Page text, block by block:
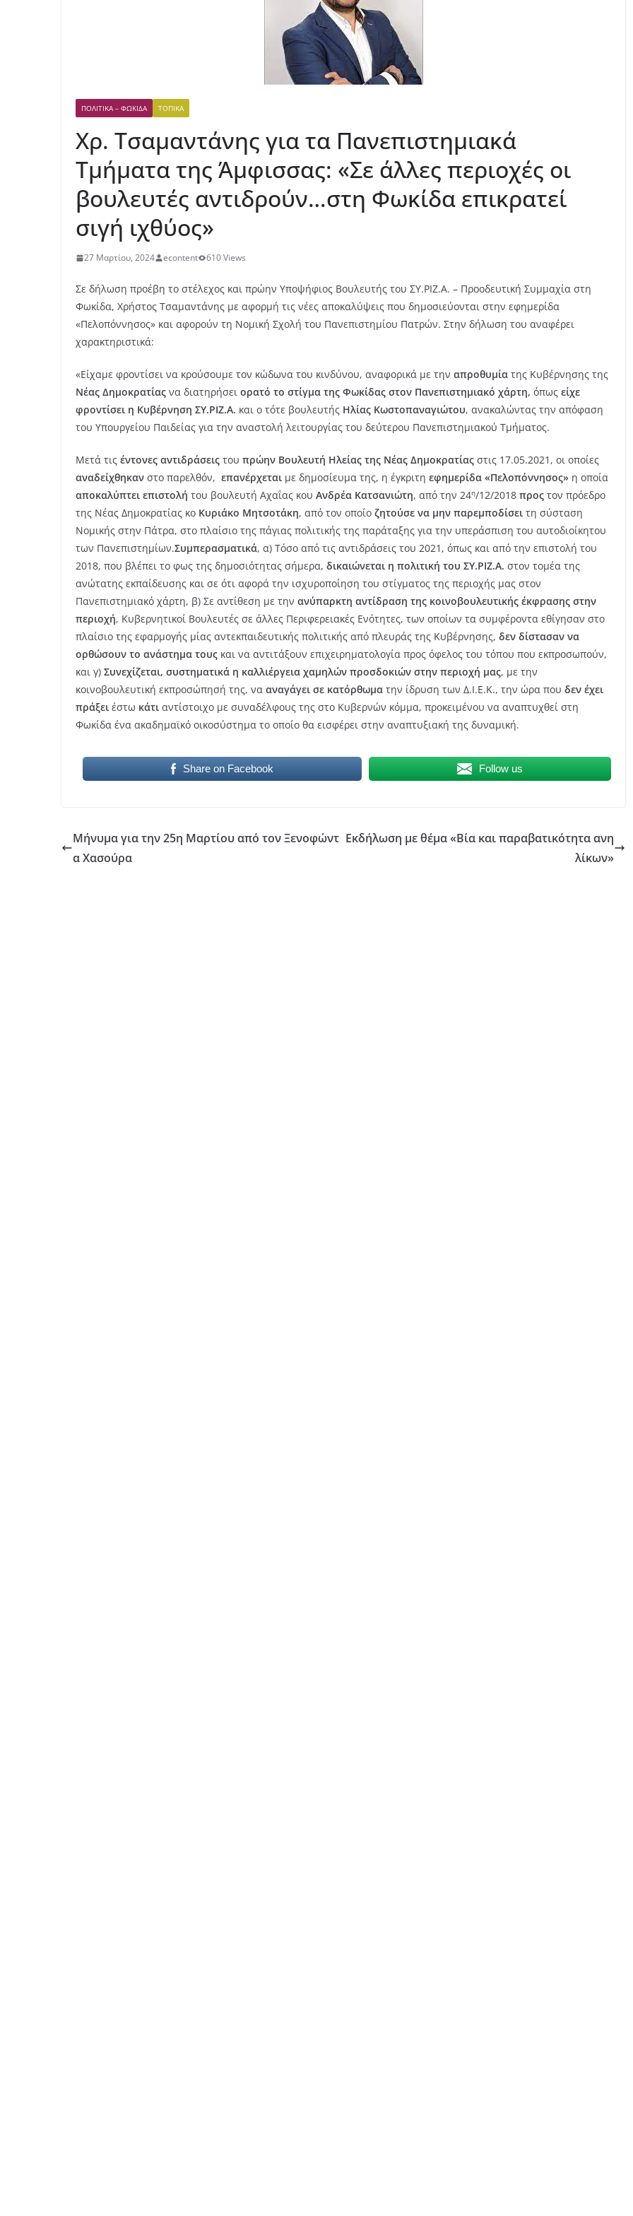
ΠΟΛΙΤΙΚΆ – ΦΩΚΊΔΑ ΤΟΠΙΚΆ
Χρ. Τσαμαντάνης για τα Πανεπιστημιακά
Τμήματα της Άμφισσας: «Σε άλλες περιοχές οι
βουλευτές αντιδρούν…στη Φωκίδα επικρατεί
σιγή ιχθύος»
27 Μαρτίου, 2024 econtent 610 Views
Σε δήλωση προέβη το στέλεχος και πρώην Υποψήφιος Βουλευτής του ΣΥ.ΡΙΖ.Α. – Προοδευτική Συμμαχία στη
Φωκίδα, Χρήστος Τσαμαντάνης με αφορμή τις νέες αποκαλύψεις που δημοσιεύονται στην εφημερίδα
«Πελοπόννησος» και αφορούν τη Νομική Σχολή του Πανεπιστημίου Πατρών. Στην δήλωση του αναφέρει
χαρακτηριστικά:
«Είχαμε φροντίσει να κρούσουμε τον κώδωνα του κινδύνου, αναφορικά με την απροθυμία της Κυβέρνησης της
Νέας Δημοκρατίας να διατηρήσει ορατό το στίγμα της Φωκίδας στον Πανεπιστημιακό χάρτη, όπως είχε
φροντίσει η Κυβέρνηση ΣΥ.ΡΙΖ.Α. και ο τότε βουλευτής Ηλίας Κωστοπαναγιώτου, ανακαλώντας την απόφαση
του Υπουργείου Παιδείας για την αναστολή λειτουργίας του δεύτερου Πανεπιστημιακού Τμήματος.
Μετά τις έντονες αντιδράσεις του πρώην Βουλευτή Ηλείας της Νέας Δημοκρατίας στις 17.05.2021, οι οποίες
αναδείχθηκαν στο παρελθόν, επανέρχεται με δημοσίευμα της, η έγκριτη εφημερίδα «Πελοπόννησος» η οποία
αποκαλύπτει επιστολή του βουλευτή Αχαΐας κου Ανδρέα Κατσανιώτη, από την 24η/12/2018 προς τον πρόεδρο
της Νέας Δημοκρατίας κο Κυριάκο Μητσοτάκη, από τον οποίο ζητούσε να μην παρεμποδίσει τη σύσταση
Νομικής στην Πάτρα, στο πλαίσιο της πάγιας πολιτικής της παράταξης για την υπεράσπιση του αυτοδιοίκητου
των Πανεπιστημίων.Συμπερασματικά, α) Τόσο από τις αντιδράσεις του 2021, όπως και από την επιστολή του
2018, που βλέπει το φως της δημοσιότητας σήμερα, δικαιώνεται η πολιτική του ΣΥ.ΡΙΖ.Α. στον τομέα της
ανώτατης εκπαίδευσης και σε ότι αφορά την ισχυροποίηση του στίγματος της περιοχής μας στον
Πανεπιστημιακό χάρτη, β) Σε αντίθεση με την ανύπαρκτη αντίδραση της κοινοβουλευτικής έκφρασης στην
περιοχή, Κυβερνητικοί Βουλευτές σε άλλες Περιφερειακές Ενότητες, των οποίων τα συμφέροντα εθίγησαν στο
πλαίσιο της εφαρμογής μίας αντεκπαιδευτικής πολιτικής από πλευράς της Κυβέρνησης, δεν δίστασαν να
ορθώσουν το ανάστημα τους και να αντιτάξουν επιχειρηματολογία προς όφελος του τόπου που εκπροσωπούν,
και γ) Συνεχίζεται, συστηματικά η καλλιέργεια χαμηλών προσδοκιών στην περιοχή μας, με την
κοινοβουλευτική εκπροσώπησή της, να αναγάγει σε κατόρθωμα την ίδρυση των Δ.Ι.Ε.Κ., την ώρα που δεν έχει
πράξει έστω κάτι αντίστοιχο με συναδέλφους της στο Κυβερνών κόμμα, προκειμένου να αναπτυχθεί στη
Φωκίδα ένα ακαδημαϊκό οικοσύστημα το οποίο θα εισφέρει στην αναπτυξιακή της δυναμική.
Share on Facebook Follow us
Μήνυμα για την 25η Μαρτίου από τον Ξενοφώντ
α Χασούρα
Εκδήλωση με θέμα «Βία και παραβατικότητα ανη
λίκων»